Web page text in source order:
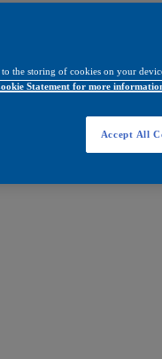
the storing of cookies on your
Statement for more
Accept All